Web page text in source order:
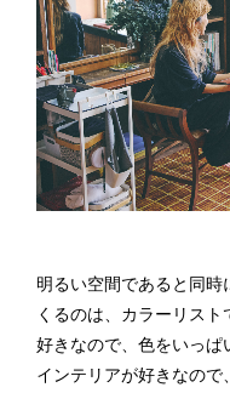
明るい空間であると同
くるのは、カラーリス
好きなので、色をいっぱ
インテリアが好きなの